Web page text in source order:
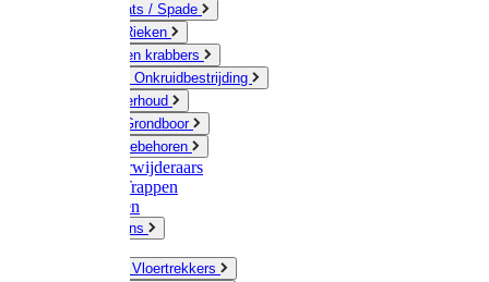
Schop / Bats / Spade
Vorken & Rieken
Cultivator en krabbers
Schoffels / Onkruidbestrijding
Gazononderhoud
Hamers / Grondboor
Sledes / toebehoren
Onkruidverwijderaars
Ladders / Trappen
Werkbanken
Betonmolens
Bezems & Vloertrekkers